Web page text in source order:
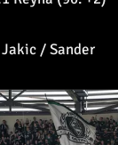
/ Sander